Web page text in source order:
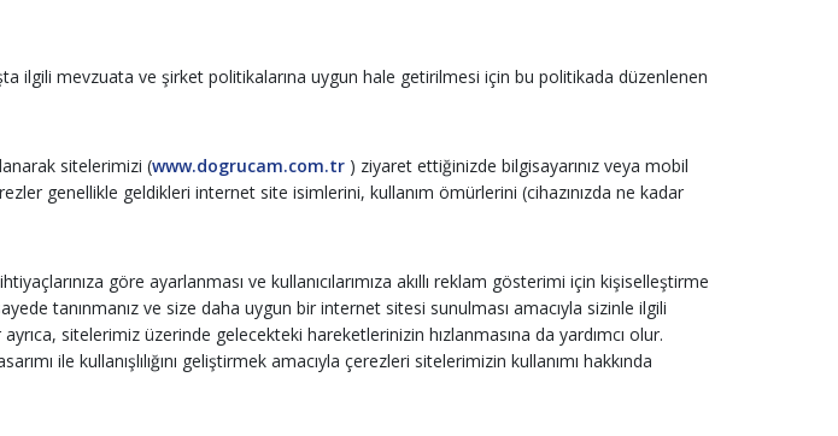
ilgili mevzuata ve şirket politikalarına uygun hale getirilmesi için bu politikada düzenlenen
sitelerimizi (www.dogrucam.com.tr ) ziyaret ettiğinizde bilgisayarınız veya mobil
genellikle geldikleri internet site isimlerini, kullanım ömürlerini (cihazınızda ne kadar
göre ayarlanması ve kullanıcılarımıza akıllı reklam gösterimi için kişiselleştirme
tanınmanız ve size daha uygun bir internet sitesi sunulması amacıyla sizinle ilgili
sitelerimiz üzerinde gelecekteki hareketlerinizin hızlanmasına da yardımcı olur.
ile kullanışlılığını geliştirmek amacıyla çerezleri sitelerimizin kullanımı hakkında